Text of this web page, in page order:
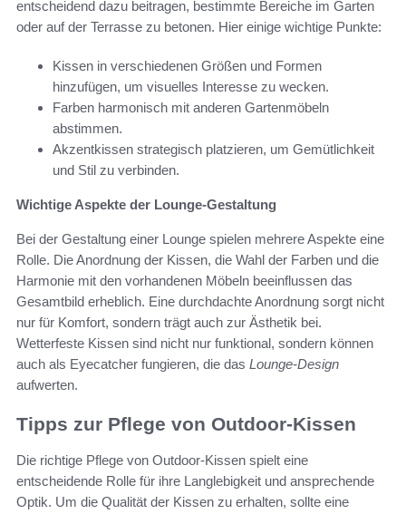
entscheidend dazu beitragen, bestimmte Bereiche im Garten
oder auf der Terrasse zu betonen. Hier einige wichtige Punkte:
Kissen in verschiedenen Größen und Formen
hinzufügen, um visuelles Interesse zu wecken.
Farben harmonisch mit anderen Gartenmöbeln
abstimmen.
Akzentkissen strategisch platzieren, um Gemütlichkeit
und Stil zu verbinden.
Wichtige Aspekte der Lounge-Gestaltung
Bei der Gestaltung einer Lounge spielen mehrere Aspekte eine
Rolle. Die Anordnung der Kissen, die Wahl der Farben und die
Harmonie mit den vorhandenen Möbeln beeinflussen das
Gesamtbild erheblich. Eine durchdachte Anordnung sorgt nicht
nur für Komfort, sondern trägt auch zur Ästhetik bei.
Wetterfeste Kissen sind nicht nur funktional, sondern können
auch als Eyecatcher fungieren, die das Lounge-Design
aufwerten.
Tipps zur Pflege von Outdoor-Kissen
Die richtige Pflege von Outdoor-Kissen spielt eine
entscheidende Rolle für ihre Langlebigkeit und ansprechende
Optik. Um die Qualität der Kissen zu erhalten, sollte eine